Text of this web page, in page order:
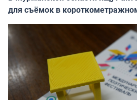
для съёмок в